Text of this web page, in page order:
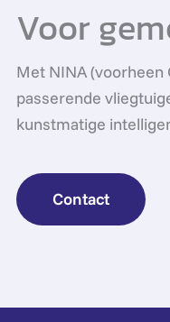
Voor
Met NINA
passerende
kunstmatige
Contact